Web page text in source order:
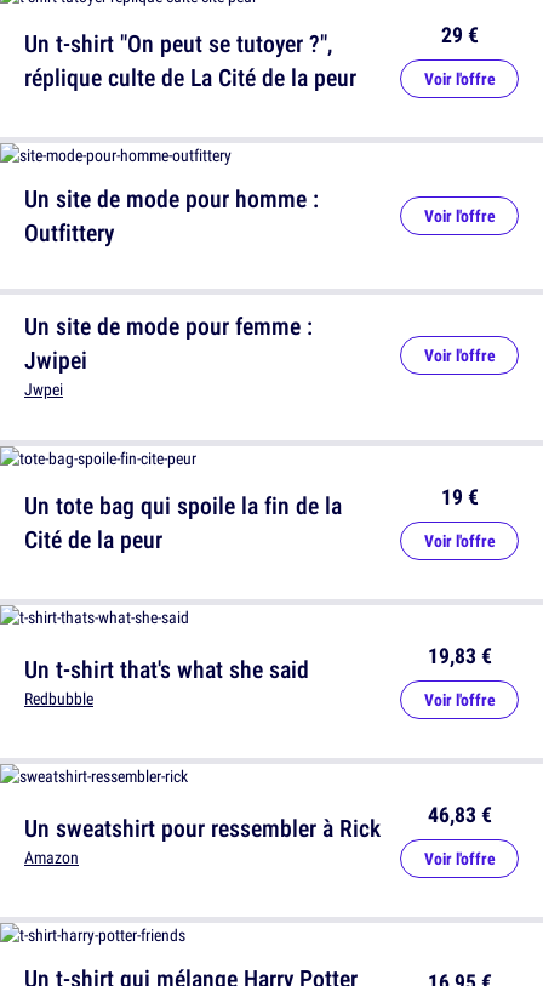
Un t-shirt "On peut se tutoyer ?",
réplique culte de La Cité de la peur
29 €
Voir l'offre
Un site de mode pour femme :
Jwipei
Jwpei
Voir l'offre
Un t-shirt that's what she said
Redbubble
19,83 €
Voir l'offre
Un t-shirt qui mélange Harry Potter
Un site de mode pour homme :
Outfittery
Voir l'offre
Un tote bag qui spoile la fin de la
Cité de la peur
19 €
Voir l'offre
Un sweatshirt pour ressembler à Rick
Amazon
46,83 €
Voir l'offre